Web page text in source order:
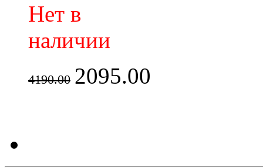
Нет в
наличии
4190.00 2095.00